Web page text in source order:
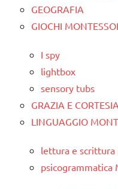
GEOGRAFIA
GIOCHI
I spy
lightbox
sensory tubs
GRAZIA E CORTESIA
LINGUAGGIO
lettura e scrittura
psicogrammatica